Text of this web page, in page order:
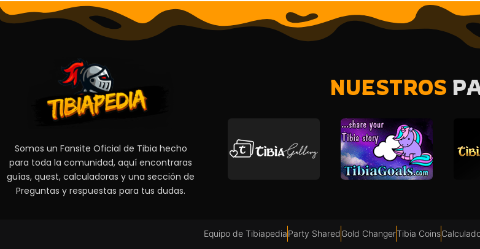
Somos un Fansite Oficial de Tibia hecho
para toda la comunidad, aquí encontraras
guías, quest, calculadoras y una sección de
Preguntas y respuestas para tus dudas.
NUESTROS
Equipo de TibiapediaParty SharedGold ChangerTibia Coins